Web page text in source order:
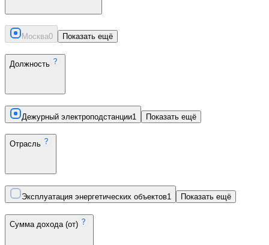
Москва0 Показать ещё
Должность
Дежурный электроподстанции1 Показать ещё
Отрасль
Эксплуатация энергетических объектов1 Показать ещё
Сумма дохода (от)